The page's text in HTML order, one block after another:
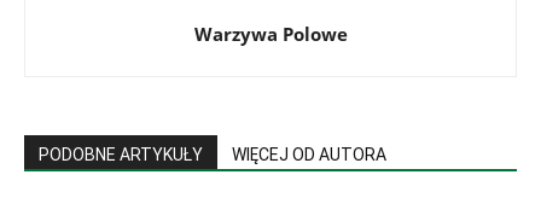
Warzywa Polowe
PODOBNE ARTYKUŁY WIĘCEJ OD AUTORA